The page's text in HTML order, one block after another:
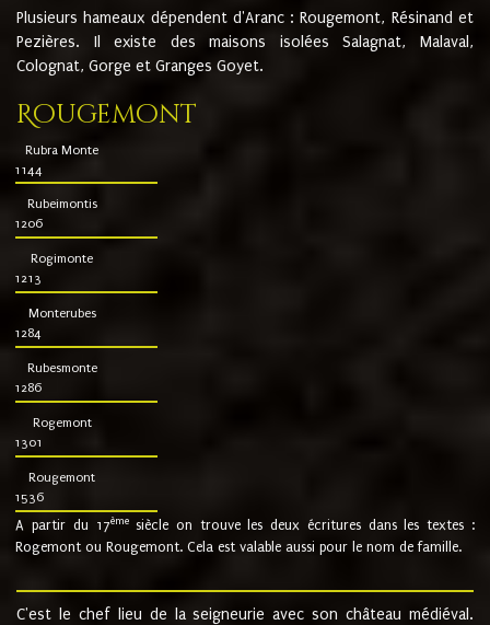
Plusieurs hameaux dépendent d'Aranc : Rougemont, Résinand et
Pezières. Il existe des maisons isolées Salagnat, Malaval,
Colognat, Gorge et Granges Goyet.
Rougemont
Rubra Monte
1144
Rubeimontis
1206
Rogimonte
1213
Monterubes
1284
Rubesmonte
1286
Rogemont
1301
Rougemont
1536
A partir du 17ème siècle on trouve les deux écritures dans les textes :
Rogemont ou Rougemont. Cela est valable aussi pour le nom de famille.
C'est le chef lieu de la seigneurie avec son château médiéval.